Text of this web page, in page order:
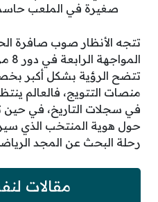
صغيرة في الملعب حاسمة
تتجه الأنظار صوب صافرة
تتضح الرؤية بشكل أكبر
منصات التتويج، فالعالم
في سجلات التاريخ، في حين
حول هوية المنتخب الذي
رحلة البحث عن المجد
مقالات